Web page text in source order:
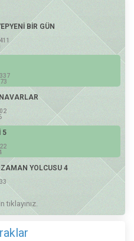
BİR GÜN
5
YOLCUSU 4
tıklayınız.